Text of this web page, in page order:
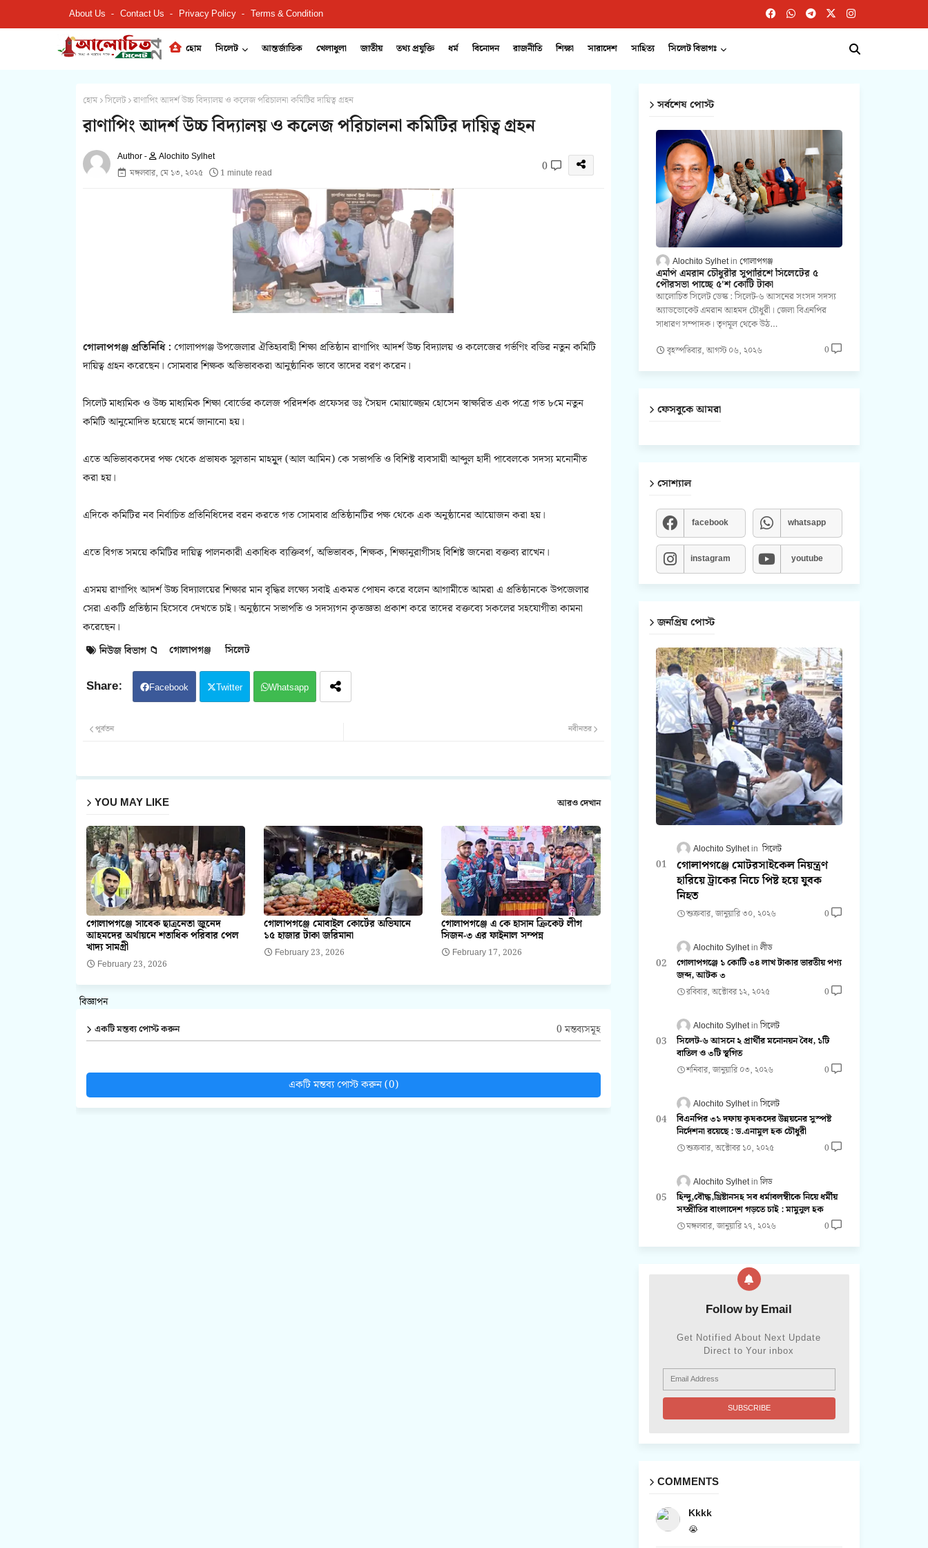
About Us Contact Us Privacy Policy Terms & Condition
হোম সিলেট আন্তর্জাতিক খেলাধুলা জাতীয় তথ্য প্রযুক্তি ধর্ম বিনোদন রাজনীতি শিক্ষা সারাদেশ সাহিত্য সিলেট বিভাগঃ
হোম সিলেট রাণাপিং আদর্শ উচ্চ বিদ্যালয় ও কলেজ পরিচালনা কমিটির দায়িত্ব গ্রহন
রাণাপিং আদর্শ উচ্চ বিদ্যালয় ও কলেজ পরিচালনা কমিটির দায়িত্ব গ্রহন
Alochito Sylhet
মঙ্গলবার, মে ১৩, ২০২৫
1 minute read 0
গোলাপগঞ্জ প্রতিনিধি : গোলাপগঞ্জ উপজেলার ঐতিহ্যবাহী শিক্ষা প্রতিষ্ঠান রাণাপিং আদর্শ উচ্চ বিদ্যালয় ও কলেজের গর্ভণিং বডির নতুন কমিটি
দায়িত্ব গ্রহন করেছেন। সোমবার শিক্ষক অভিভাবকরা আনুষ্ঠানিক ভাবে তাদের বরণ করেন।
সিলেট মাধ্যমিক ও উচ্চ মাধ্যমিক শিক্ষা বোর্ডের কলেজ পরিদর্শক প্রফেসর ডঃ সৈয়দ মোয়াজ্জেম হোসেন স্বাক্ষরিত এক পত্রে গত ৮মে নতুন
কমিটি আনুমোদিত হয়েছে মর্মে জানানো হয়।
এতে অভিভাবকদের পক্ষ থেকে প্রভাষক সুলতান মাহমুূদ (আল আমিন) কে সভাপতি ও বিশিষ্ট ব্যবসায়ী আব্দুল হাদী পাবেলকে সদস্য মনোনীত
করা হয়।
এদিকে কমিটির নব নির্বাচিত প্রতিনিধিদের বরন করতে গত সোমবার প্রতিষ্ঠানটির পক্ষ থেকে এক অনুষ্ঠানের আয়োজন করা হয়।
এতে বিগত সময়ে কমিটির দায়িত্ব পালনকারী একাধিক ব্যক্তিবর্গ, অভিভাবক, শিক্ষক, শিক্ষানুরাগীসহ বিশিষ্ট জনেরা বক্তব্য রাখেন।
এসময় রাণাপিং আদর্শ উচ্চ বিদ্যালয়ের শিক্ষার মান বৃদ্ধির লক্ষ্যে সবাই একমত পোষন করে বলেন আগামীতে আমরা এ প্রতিষ্ঠানকে উপজেলার
সেরা একটি প্রতিষ্ঠান হিসেবে দেখতে চাই। অনুষ্ঠানে সভাপতি ও সদস্যগন কৃতজ্ঞতা প্রকাশ করে তাদের বক্তব্যে সকলের সহযোগীতা কামনা
করেছেন।
নিউজ বিভাগ 📁 গোলাপগঞ্জ সিলেট
Facebook Twitter Whatsapp
নবীনতর
পূর্বতন
YOU MAY LIKE আরও দেখান
গোলাপগঞ্জে সাবেক ছাত্রনেতা জুনেদ
আহমদের অর্থায়নে শতাধিক পরিবার পেল
খাদ্য সামগ্রী
February 23, 2026
গোলাপগঞ্জে মোবাইল কোর্টের অভিযানে
১৫ হাজার টাকা জরিমানা
February 23, 2026
গোলাপগঞ্জে এ কে হাসান ক্রিকেট লীগ
সিজন-৩ এর ফাইনাল সম্পন্ন
February 17, 2026
বিজ্ঞাপন
একটি মন্তব্য পোস্ট করুন 0 মন্তব্যসমূহ
একটি মন্তব্য পোস্ট করুন (0)
সর্বশেষ পোস্ট
Alochito Sylhet গোলাপগঞ্জ
এমপি এমরান চৌধুরীর সুপারিশে সিলেটের ৫
পৌরসভা পাচ্ছে ৫'শ কোটি টাকা
আলোচিত সিলেট ডেস্ক : সিলেট-৬ আসনের সংসদ সদস্য
অ্যাডভোকেট এমরান আহমদ চৌধুরী। জেলা বিএনপির
সাধারণ সম্পাদক। তৃণমূল থেকে উঠ…
বৃহস্পতিবার, আগস্ট ০৬, ২০২৬ 0
ফেসবুকে আমরা
সোশ্যাল
facebook whatsapp
instagram youtube
জনপ্রিয় পোস্ট
Alochito Sylhet সিলেট
গোলাপগঞ্জে মোটরসাইকেল নিয়ন্ত্রণ
হারিয়ে ট্রাকের নিচে পিষ্ট হয়ে যুবক
নিহত
শুক্রবার, জানুয়ারি ৩০, ২০২৬ 0
Alochito Sylhet লীড
গোলাপগঞ্জে ১ কোটি ৩৪ লাখ টাকার ভারতীয় পণ্য
জব্দ, আটক ৩
রবিবার, অক্টোবর ১২, ২০২৫ 0
Alochito Sylhet সিলেট
সিলেট-৬ আসনে ২ প্রার্থীর মনোনয়ন বৈধ, ১টি
বাতিল ও ৩টি স্থগিত
শনিবার, জানুয়ারি ০৩, ২০২৬ 0
Alochito Sylhet সিলেট
বিএনপির ৩১ দফায় কৃষকদের উন্নয়নের সুস্পষ্ট
নির্দেশনা রয়েছে : ড.এনামুল হক চৌধুরী
শুক্রবার, অক্টোবর ১০, ২০২৫ 0
Alochito Sylhet লিড
হিন্দু,বৌদ্ধ,খ্রিষ্টানসহ সব ধর্মাবলম্বীকে নিয়ে ধর্মীয়
সম্প্রীতির বাংলাদেশ গড়তে চাই : মামুনুল হক
মঙ্গলবার, জানুয়ারি ২৭, ২০২৬ 0
Follow by Email
Get Notified About Next Update
Direct to Your inbox
COMMENTS
Kkkk
😭